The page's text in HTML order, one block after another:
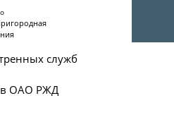
служб
ОАО РЖД